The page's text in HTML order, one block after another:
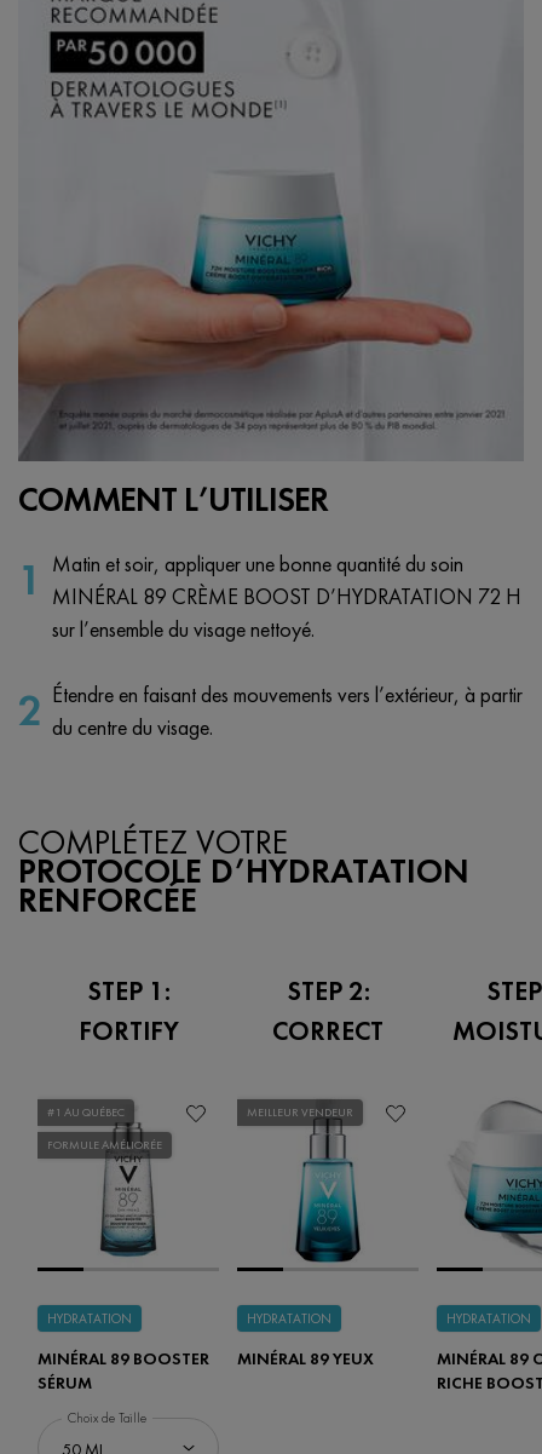
COMMENT L’UTILISER
1
Matin et soir, appliquer une bonne quantité du soin
MINÉRAL 89 CRÈME BOOST D’HYDRATATION 72 H
sur l’ensemble du visage nettoyé.
2 Étendre en faisant des mouvements vers l’extérieur, à partir
du centre du visage.
3337875839501 Routine bundle
COMPLÉTEZ VOTRE
PROTOCOLE D’HYDRATATION
RENFORCÉE
STEP 1:
FORTIFY
#1 AU QUÉBEC
FORMULE AMÉLIORÉE
HYDRATATION
MINÉRAL 89 BOOSTER
SÉRUM
Choix de Taille
STEP 2:
CORRECT
MEILLEUR VENDEUR
HYDRATATION
MINÉRAL 89 YEUX
HYDRATATION
MINÉRAL 89
RICHE